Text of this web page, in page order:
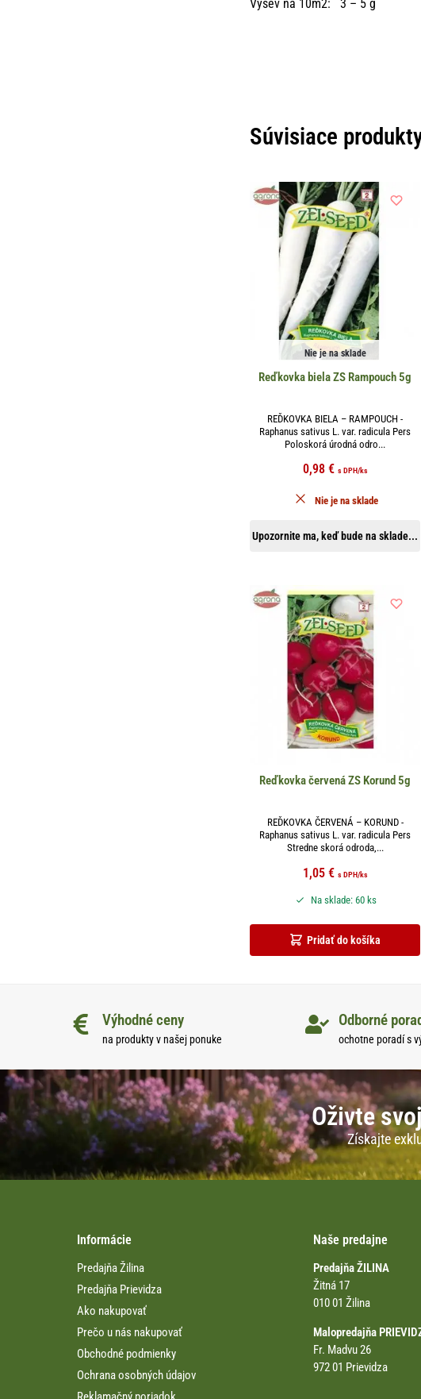
Výsev na 10m2: 3 – 5 g
Súvisiace
Nie je na sklade
Reďkovka biela ZS Rampouch 5g
REĎKOVKA BIELA – RAMPOUCH -
Raphanus sativus L. var. radicula Pers
Poloskorá úrodná odro...
0,98 € s DPH/ks
Upozornite ma, keď bude na sklade...
Nie je na sklade
Reďkovka červená ZS Korund 5g
REĎKOVKA ČERVENÁ – KORUND -
Raphanus sativus L. var. radicula Pers
Stredne skorá odroda,...
1,05 € s DPH/ks
Pridať do košíka
Na sklade: 60 ks
Výhodné ceny
na produkty v našej ponuke
Odborné
ochotne poradí s
Oživte
Získajte
Informácie
Predajňa Žilina
Predajňa Prievidza
Ako nakupovať
Prečo u nás nakupovať
Obchodné podmienky
Ochrana osobných údajov
Naše predajne
Predajňa ŽILINA
Žitná 17
010 01 Žilina
Malopredajňa
Fr. Madvu 26
972 01 Prievidza